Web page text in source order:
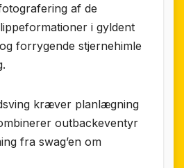
af de
i gyldent
forrygende stjernehimle
kræver planlægning
outbackeventyr
fra swag’en om